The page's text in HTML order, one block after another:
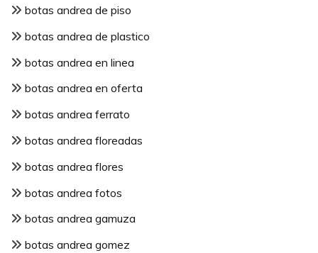
botas andrea de piso
botas andrea de plastico
botas andrea en linea
botas andrea en oferta
botas andrea ferrato
botas andrea floreadas
botas andrea flores
botas andrea fotos
botas andrea gamuza
botas andrea gomez